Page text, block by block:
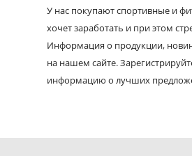
У нас покупают спортивные и
хочет заработать и при этом
Информация о продукции,
на нашем сайте.
информацию о лучших